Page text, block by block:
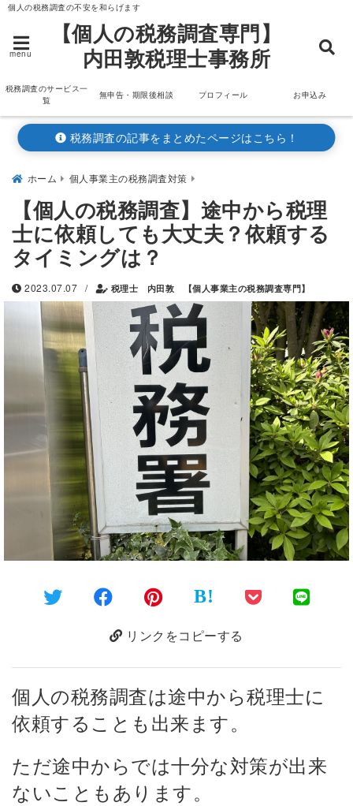
個人の税務調査の不安を和らげます
menu
【個人の税務調査専門】
内田敦税理士事務所
税務調査のサービス一
覧
無申告・期限後相談 プロフィール お申込み
税務調査の記事をまとめたページはこちら！
ホーム 個人事業主の税務調査対策
【個人の税務調査】途中から税理
士に依頼しても大丈夫？依頼する
タイミングは？
2023.07.07 / 税理士 内田敦 【個人事業主の税務調査専門】
B!
リンクをコピーする
個人の税務調査は途中から税理士に
依頼することも出来ます。
ただ途中からでは十分な対策が出来
ないこともあります。